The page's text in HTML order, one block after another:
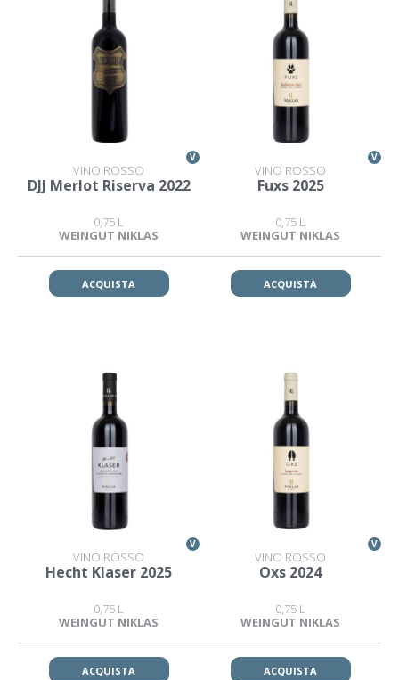
V
VINO ROSSO
DJJ Merlot Riserva 2022
0,75 L
WEINGUT NIKLAS
ACQUISTA
V
VINO ROSSO
Fuxs 2025
0,75 L
WEINGUT NIKLAS
ACQUISTA
V
VINO ROSSO
Hecht Klaser 2025
0,75 L
WEINGUT NIKLAS
ACQUISTA
V
VINO ROSSO
Oxs 2024
0,75 L
WEINGUT NIKLAS
ACQUISTA